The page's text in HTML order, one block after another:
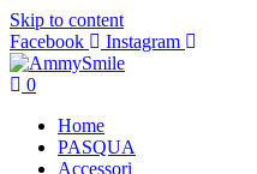
Skip to content
Facebook
Instagram
0
Home
PASQUA
Accessori